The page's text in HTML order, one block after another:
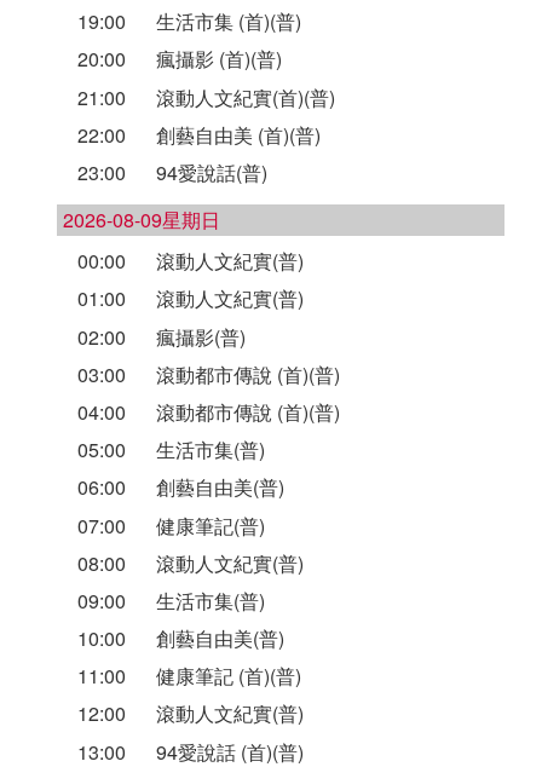
19:00
生活市集 (首)(普)
20:00
瘋攝影 (首)(普)
21:00
滾動人文紀實(首)(普)
22:00
創藝自由美 (首)(普)
23:00
94愛說話(普)
2026-08-09星期日
00:00
滾動人文紀實(普)
01:00
滾動人文紀實(普)
02:00
瘋攝影(普)
03:00
滾動都市傳說 (首)(普)
04:00
滾動都市傳說 (首)(普)
05:00
生活市集(普)
06:00
創藝自由美(普)
07:00
健康筆記(普)
08:00
滾動人文紀實(普)
09:00
生活市集(普)
10:00
創藝自由美(普)
11:00
健康筆記 (首)(普)
12:00
滾動人文紀實(普)
13:00
94愛說話 (首)(普)